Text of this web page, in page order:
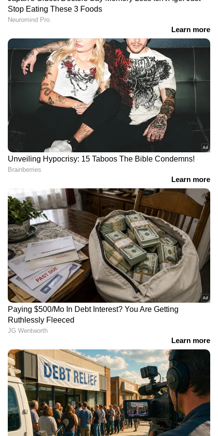
അതുകൊണ്ടു തന്നെ 2019 ഏപ്രില്‍ ഒന്ന് മുതല്‍
DOWNLOAD APP
RECOMMENDED STORIES
ഫോക്‌സ്‌വാഗൺ വിർടസ്
വാങ്ങാൻ
സുവർണ്ണാവസരം: വമ്പൻ
കിഴിവുകൾ
നിങ്ങളുടെ നഗരത്തിലെ
ഇന്നത്തെ ഡീസൽ,
പെട്രോൾ വിലകൾ
നിങ്ങളുടെ നഗരത്തിലെ
ഇന്നത്തെ ഡീസൽ,
പെട്രോൾ വിലകൾ
ചില്ലറക്കാരനല്ല പുതുപ്പള്ളി
ഹൌസിൽ നിന്ന്
നിയമസഭയിലേക്ക് ചാണ്ടി
ഉമ്മൻ എത്തിയ
ഹൈബ്രിഡ് സൈക്കിൾ